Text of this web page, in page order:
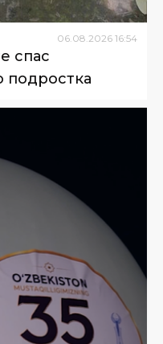
06.08.2026 16:54
спас
подростка